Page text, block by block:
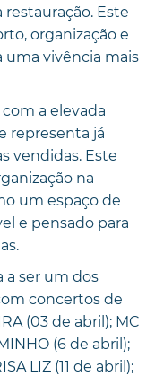
restauração. Este
organização e
uma vivência mais
a elevada
representa já
vendidas. Este
na
um espaço de
e pensado para
a ser um dos
concertos de
(03 de abril); MC
(6 de abril);
LIZ (11 de abril);